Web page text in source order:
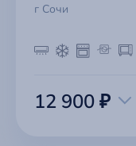
г Сочи
12 900 ₽